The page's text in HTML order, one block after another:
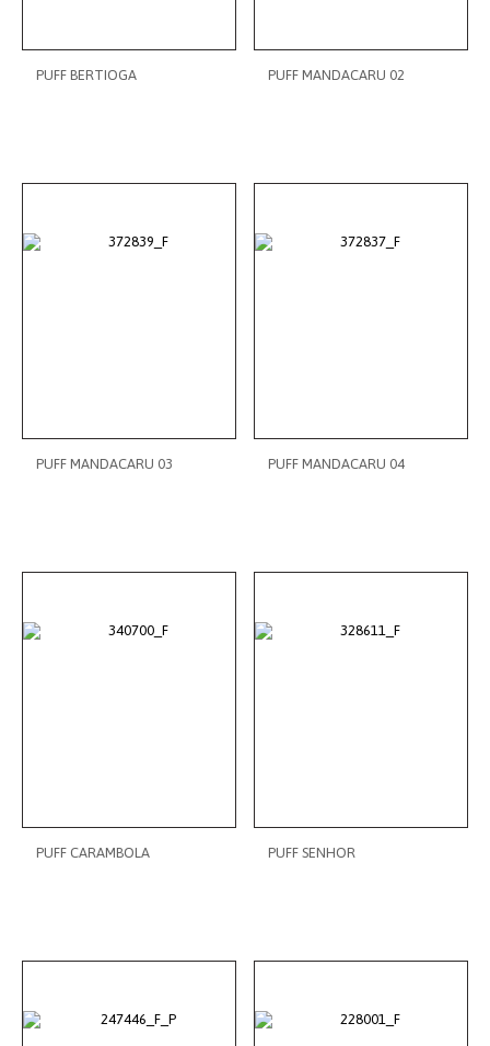
PUFF BERTIOGA PUFF MANDACARU 02
PUFF MANDACARU 03 PUFF MANDACARU 04
PUFF CARAMBOLA PUFF SENHOR